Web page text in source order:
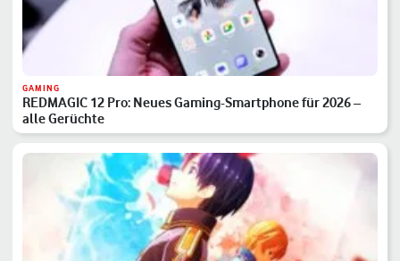
GAMING
REDMAGIC 12 Pro: Neues Gaming-Smartphone für 2026 –
alle Gerüchte